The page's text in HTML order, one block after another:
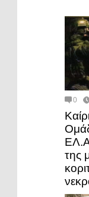
0
της